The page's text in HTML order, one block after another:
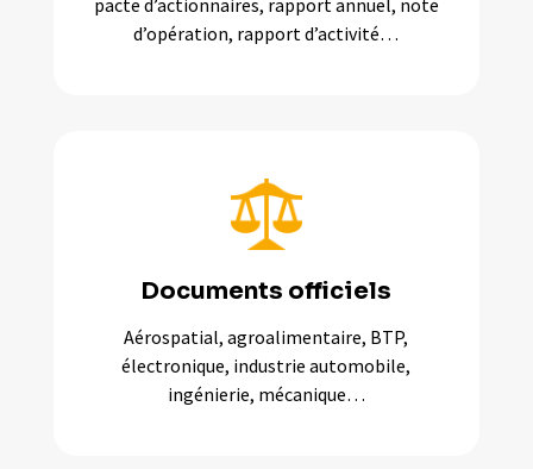
pacte d’actionnaires, rapport annuel, note
d’opération, rapport d’activité…
Documents officiels
Aérospatial, agroalimentaire, BTP,
électronique, industrie automobile,
ingénierie, mécanique…